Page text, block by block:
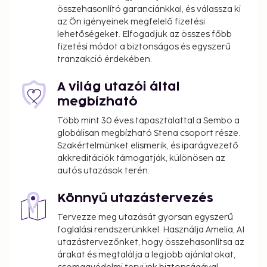
in the lobby. Planning an event in Gennevilliers? This
hotel has 1615 square feet (150 square meters) of
space consisting of conference space and a
meeting room. Free self parking is available onsite.
a fitness center or take in the view from a terrace
and a garden. This hotel also features
complimentary wireless internet access, a television
in a common area, and tour/ticket assistance. At
Executive Hotel Paris Gennevilliers, enjoy a
satisfying meal at the restaurant. Quench your thirst
with your favorite drink at the bar/lounge. Buffet
for a fee. This property has received its official star
rating from the French Tourism Development
Agency, ATOUT France. The following facilities are
closed on Friday, Saturday, and Sunday:
Dining venue(s)
összehasonlító garanciánkkal, és válassza ki
az Ön igényeinek megfelelő fizetési
lehetőségeket. Elfogadjuk az összes főbb
fizetési módot a biztonságos és egyszerű
tranzakció érdekében.
A világ utazói által
megbízható
Több mint 30 éves tapasztalattal a Sembo a
globálisan megbízható Stena csoport része.
Szakértelmünket elismerik, és iparágvezető
akkreditációk támogatják, különösen az
autós utazások terén.
Könnyű utazástervezés
Tervezze meg utazását gyorsan egyszerű
foglalási rendszerünkkel. Használja Amelia, AI
utazástervezőnket, hogy összehasonlítsa az
árakat és megtalálja a legjobb ajánlatokat,